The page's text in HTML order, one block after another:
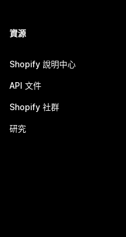
資源
Shopify 說明中心
API 文件
Shopify 社群
研究